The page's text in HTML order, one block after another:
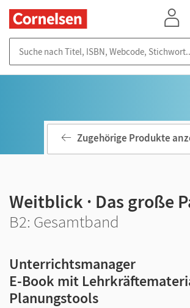
Zugehörige Produkte
Weitblick · Das große
B2: Gesamtband
Unterrichtsmanager
E-Book mit
Planungstools